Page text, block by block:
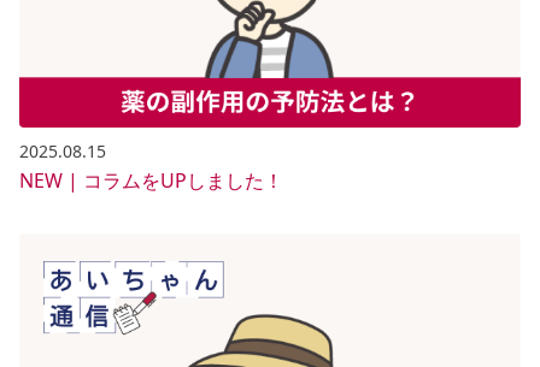
2025.08.15
NEW | コラムをUPしました！